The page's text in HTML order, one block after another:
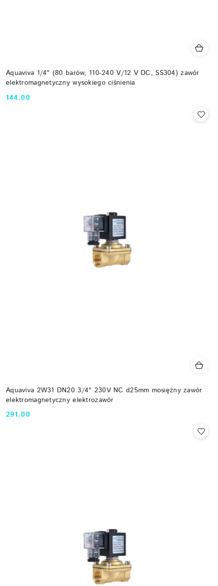
Aquaviva 1/4" (80 barów, 110-240 V/12 V DC, SS304) zawór
elektromagnetyczny wysokiego ciśnienia
Cena:
144.00
Aquaviva 2W31 DN20 3/4" 230V NC d25mm mosiężny zawór
elektromagnetyczny elektrozawór
Cena:
291.00